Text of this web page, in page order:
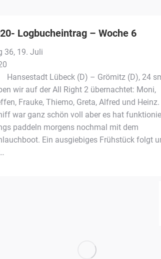
Logbucheintrag – Woche 6
36, 19. Juli
Lübeck (D) – Grömitz (D), 24
wir auf der All Right 2 übernachtet: Moni,
Frauke, Thiemo, Greta, Alfred und
war ganz schön voll aber es hat
paddeln morgens nochmal mit dem
Ein ausgiebiges Frühstück folgt